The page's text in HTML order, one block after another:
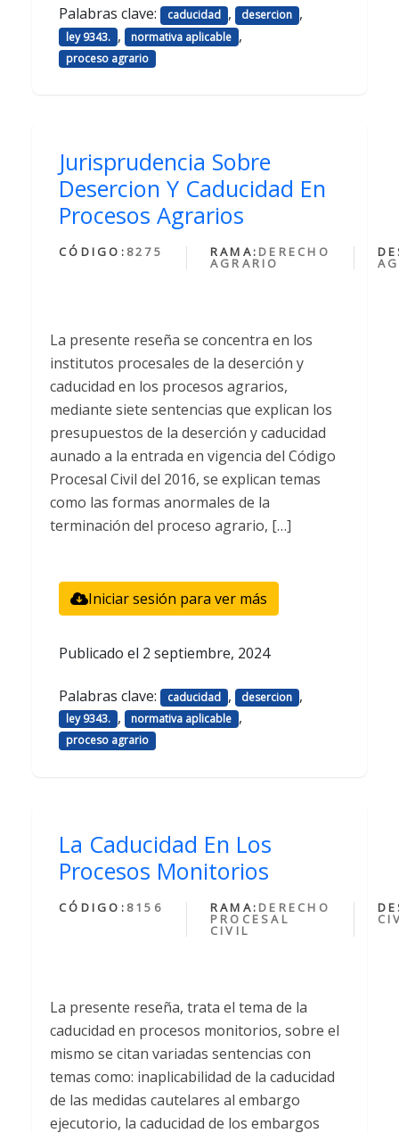
Palabras clave: caducidad , desercion ,
ley 9343. , normativa aplicable ,
proceso agrario
Jurisprudencia Sobre
Desercion Y Caducidad En
Procesos Agrarios
CÓDIGO: 8275 RAMA: DERECHO
AGRARIO
La presente reseña se concentra en los
institutos procesales de la deserción y
caducidad en los procesos agrarios,
mediante siete sentencias que explican los
presupuestos de la deserción y caducidad
aunado a la entrada en vigencia del Código
Procesal Civil del 2016, se explican temas
como las formas anormales de la
terminación del proceso agrario, […]
Iniciar sesión para ver más
Publicado el 2 septiembre, 2024
Palabras clave: caducidad , desercion ,
ley 9343. , normativa aplicable ,
proceso agrario
La Caducidad En Los
Procesos Monitorios
CÓDIGO: 8156 RAMA: DERECHO
PROCESAL
CIVIL
La presente reseña, trata el tema de la
caducidad en procesos monitorios, sobre el
mismo se citan variadas sentencias con
temas como: inaplicabilidad de la caducidad
de las medidas cautelares al embargo
ejecutorio, la caducidad de los embargos